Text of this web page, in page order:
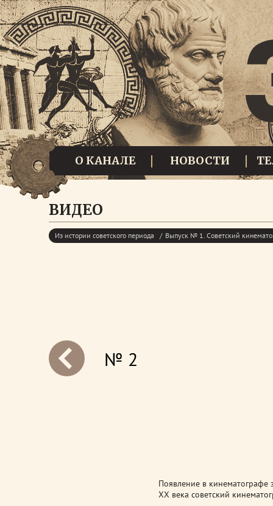
О КАНАЛЕ НОВОСТИ
ВИДЕО
Из истории советского периода Выпуск № 1. Советский
№ 2
Появление в кинематографе
XX века советский